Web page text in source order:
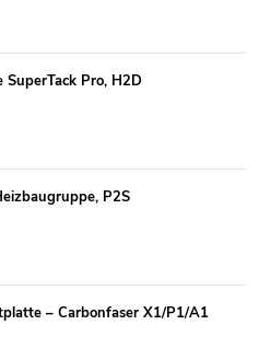
SuperTack Pro, H2D
P2S
– Carbonfaser X1/P1/A1